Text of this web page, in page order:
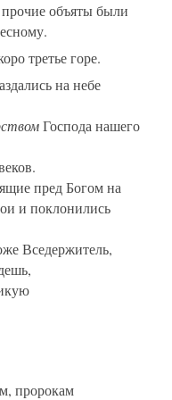
объяты были
третье горе.
на небе
Господа нашего
пред Богом на
и поклонились
Вседержитель,
пророкам